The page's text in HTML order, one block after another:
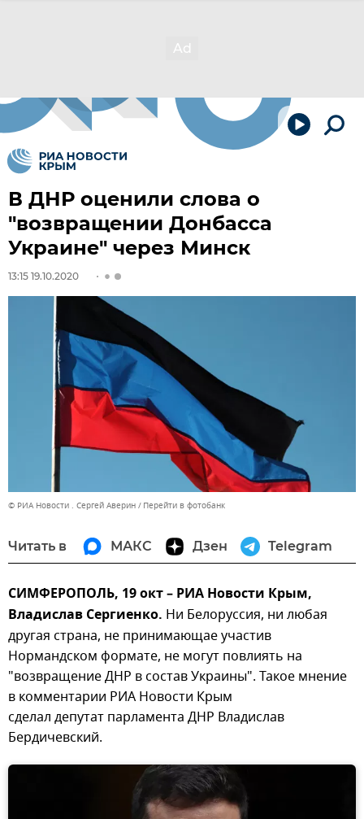
В ДНР оценили слова о
"возвращении Донбасса
Украине" через Минск
13:15 19.10.2020
© РИА Новости . Сергей Аверин Перейти в фотобанк
Читать в МАКС Дзен Telegram
СИМФЕРОПОЛЬ, 19 окт – РИА Новости Крым,
Владислав Сергиенко. Ни Белоруссия, ни любая
другая страна, не принимающае участив
Нормандском формате, не могут повлиять на
"возвращение ДНР в состав Украины". Такое мнение
в комментарии РИА Новости Крым
сделал депутат парламента ДНР Владислав
Бердичевский.